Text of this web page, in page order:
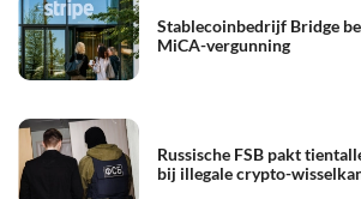
Stablecoinbedrijf Bridge
MiCA-vergunning
Russische FSB pakt
bij illegale crypto-